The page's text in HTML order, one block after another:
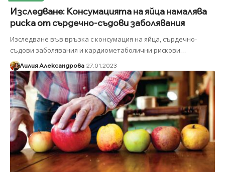
Изследване: Консумацията на яйца намалява
риска от сърдечно-съдови заболявания
Изследване във връзка с консумация на яйца, сърдечно-
съдови заболявания и кардиометаболични рискови…
Лилия Александрова 27.01.2023